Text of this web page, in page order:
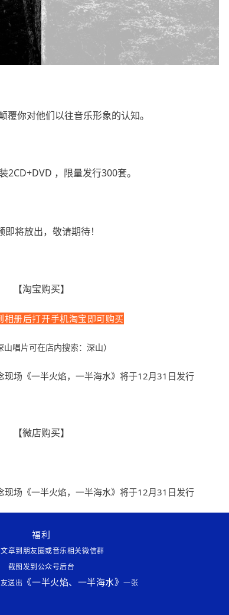
你对他们以往音乐形象的认知。
2CD+DVD ，限量发行300套。
将放出，敬请期待！
【淘宝购买】
相册后打开手机淘宝即可购买
山唱片可在店内搜索：深山）
【微店购买】
福利
章到朋友圈或音乐相关微信群
截图发到公众号后台
送出 《一半火焰、一半海水》一张